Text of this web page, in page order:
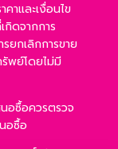
าและเงื่อนไข
ดจากการ
ยกเลิกการขาย
พย์โดยไม่มี
อซื้อควรตรวจ
อซื้อ